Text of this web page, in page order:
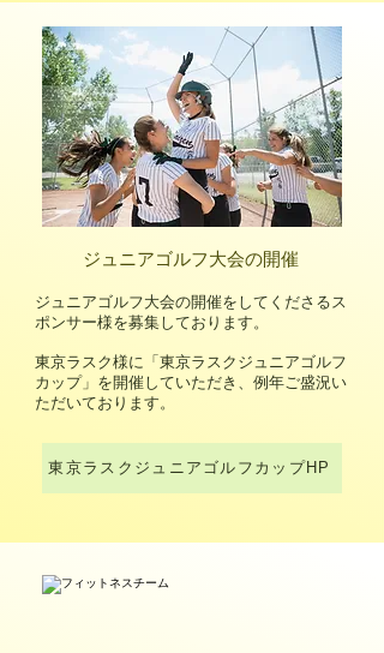
ジュニアゴルフ大会の開催
ジュニアゴルフ大会の開催をしてくださるス
ポンサー様を募集しております。
東京ラスク様に「東京ラスクジュニアゴルフ
カップ」を開催していただき、例年ご盛況い
ただいております。
東京ラスクジュニアゴルフカップHP